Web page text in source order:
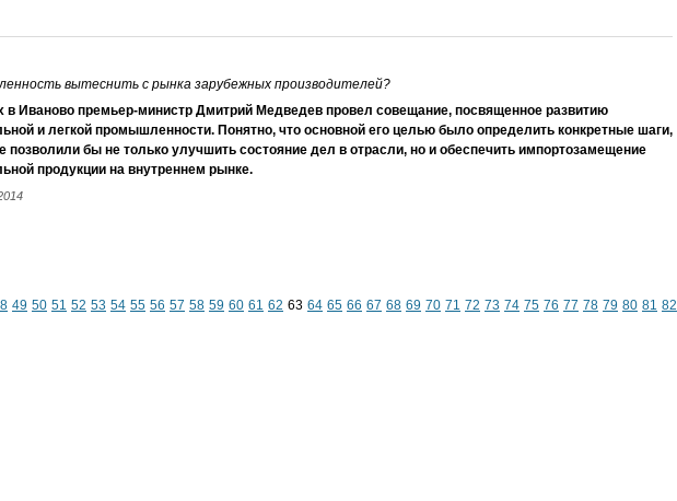
вытеснить с рынка зарубежных производителей?
в Иваново премьер-министр Дмитрий Медведев провел совещание, посвященное развитию
и легкой промышленности. Понятно, что основной его целью было определить конкретные шаги,
позволили бы не только улучшить состояние дел в отрасли, но и обеспечить импортозамещение
продукции на внутреннем рынке.
49 50 51 52 53 54 55 56 57 58 59 60 61 62 63 64 65 66 67 68 69 70 71 72 73 74 75 76 77 78 79 80 81 82